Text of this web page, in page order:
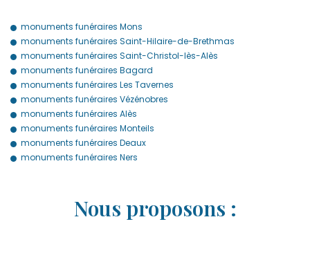
monuments funéraires Mons
monuments funéraires Saint-Hilaire-de-Brethmas
monuments funéraires Saint-Christol-lès-Alès
monuments funéraires Bagard
monuments funéraires Les Tavernes
monuments funéraires Vézénobres
monuments funéraires Alès
monuments funéraires Monteils
monuments funéraires Deaux
monuments funéraires Ners
Nous proposons :